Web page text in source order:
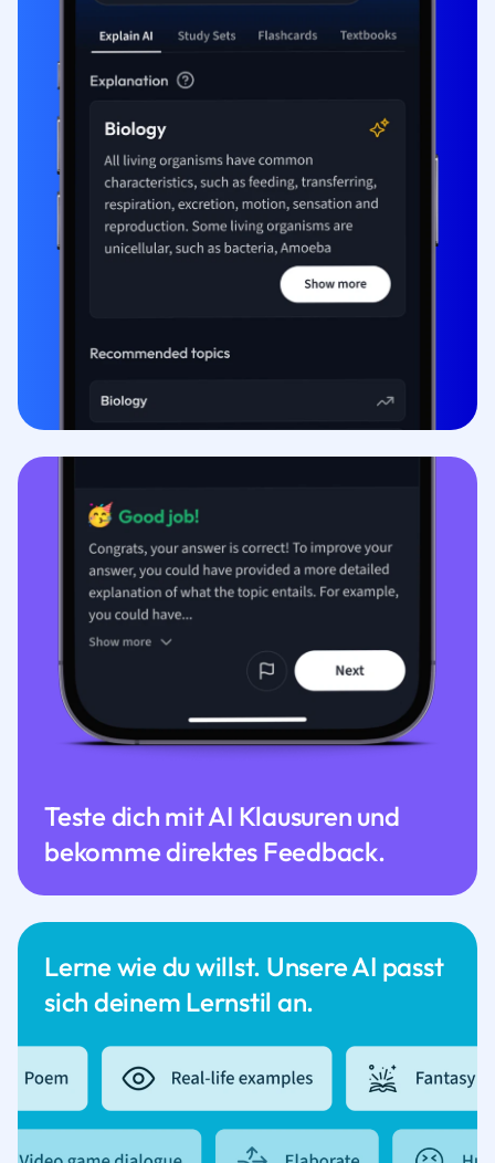
Lerne wie du willst. Unsere AI passt
sich deinem Lernstil an.
Teste dich mit AI Klausuren und
bekomme direktes Feedback.